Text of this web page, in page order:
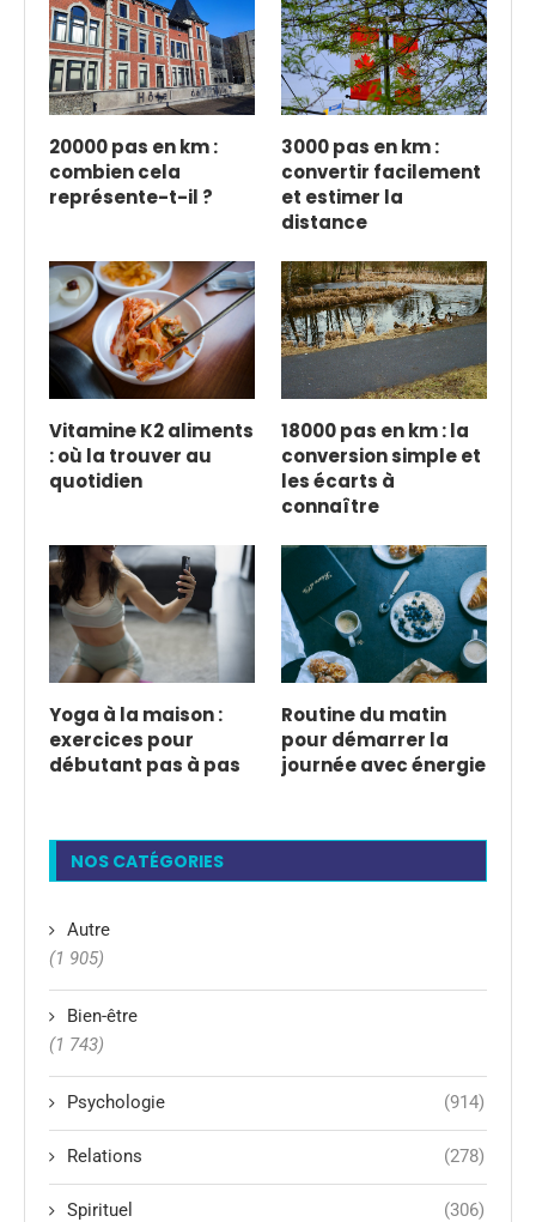
20000 pas en km :
combien cela
représente-t-il ?
3000 pas en km :
convertir facilement
et estimer la
distance
Vitamine K2 aliments
: où la trouver au
quotidien
18000 pas en km : la
conversion simple et
les écarts à
connaître
Yoga à la maison :
exercices pour
débutant pas à pas
Routine du matin
pour démarrer la
journée avec énergie
NOS CATÉGORIES
Autre
(1 905)
Bien-être
(1 743)
Psychologie (914)
Relations (278)
Spirituel (306)